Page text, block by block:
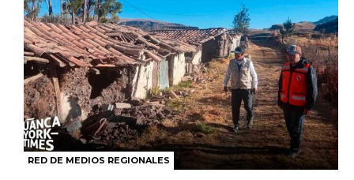
RED DE MEDIOS REGIONALES